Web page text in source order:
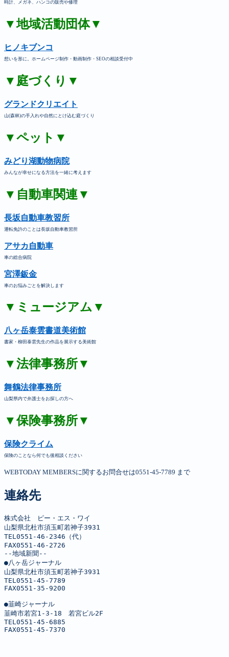
時計、メガネ、ハンコの販売や修理
▼地域活動団体▼
ヒノキブンコ
想いを形に。ホームページ制作・動画制作・SEOの相談受付中
▼庭づくり▼
グランドクリエイト
山(森林)の手入れや自然にとけ込む庭づくり
▼ペット▼
みどり湖動物病院
みんなが幸せになる方法を一緒に考えます
▼自動車関連▼
長坂自動車教習所
運転免許のことは長坂自動車教習所
アサカ自動車
車の総合病院
宮澤鈑金
車のお悩みごとを解決します
▼ミュージアム▼
八ヶ岳泰雲書道美術館
書家・柳田泰雲先生の作品を展示する美術館
▼法律事務所▼
舞鶴法律事務所
山梨県内で弁護士をお探しの方へ
▼保険事務所▼
保険クライム
保険のことなら何でも後相談ください
WEBTODAY MEMBERSに関するお問合せは0551-45-7789 まで
連絡先
株式会社　ピー・エス・ワイ
山梨県北杜市須玉町若神子3931
TEL0551-46-2346（代）
FAX0551-46-2726
--地域新聞--
●八ヶ岳ジャーナル
山梨県北杜市須玉町若神子3931
TEL0551-45-7789
FAX0551-35-9200
●韮崎ジャーナル
韮崎市若宮1-3-18　若宮ビル2F
TEL0551-45-6885
FAX0551-45-7370